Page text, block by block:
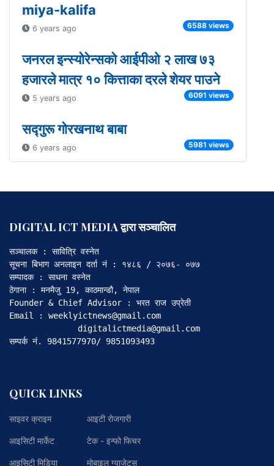
miya-kalifa
6 years ago 6588 views
जनरल इन्स्योरेन्सको आईपीओ २ लाख ७३
हजारले मात्र १० कित्ताका दरले शेयर पाउने
5 years ago 6091 views
सद्गुरू गोरखनाथ बाबा
6 years ago 5981 views
DIGITAL ICT MEDIA द्वारा सञ्चालित
सञ्चालक : सावित्रि वस्नेत
सूचना बिभाग अनलाइन दर्ता नं : १४८६ / २०७६- ०७७
सम्पादक : साधना वस्नेत
ठेगाना : मनमैजु 19, काठमान्डौ, नेपाल
Founder & Chief Advisor : भरत राज उप्रेती
Email : weeklyictnews@gmail.com
              digitalictmedia@gmail.com
सम्पर्क नं. 9841577970/ 9851093493
QUICK LINKS
साइवर क्राइम
आइसिटी मार्केट
आइसिटी मिडिया
आइटी रोजगारी
टेक - इन्फो फिचर
मोबाइल ग्याजेट्स